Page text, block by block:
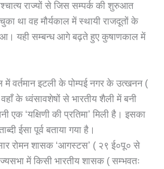
राज्यों से जिस सम्पर्क की शुरुआत
था वह मौर्यकाल में स्थायी राजदूतों के
यही सम्बन्ध आगे बढ़ते हुए कुषाणकाल में
में वर्तमान इटली के पोम्पई नगर के उत्खनन (
के ध्वंसावशेषों से भारतीय शैली में बनी
एक ‘यक्षिणी की प्रतिमा’ मिली है। इसका
ईसा पूर्व बताया गया है।
रोमन शासक ‘आगस्टस’ ( २९ ई०पू० से
में किसी भारतीय शासक ( सम्भवतः